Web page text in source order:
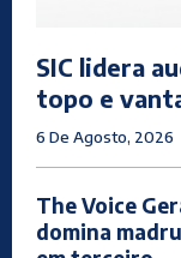
SIC lidera
topo e
6 De Agosto, 2026
The Voice
domina